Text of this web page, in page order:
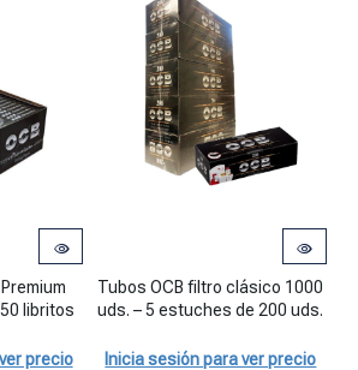
70mm. - Expositor 50 libritos cantidad
libritos
precio
Tubos OCB filtro clásico 1000
Tubos OCB filtro clásico 1000
uds. – 5 estuches de 200 uds.
Inicia sesión para ver precio